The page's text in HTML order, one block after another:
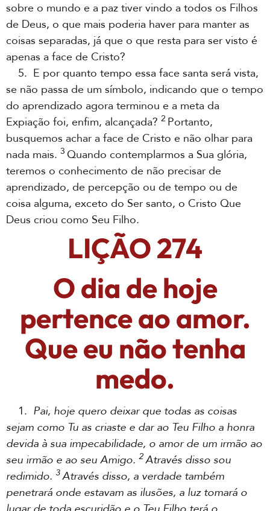
sobre o mundo e a paz tiver vindo a todos os Filhos
de Deus, o que mais poderia haver para manter as
coisas separadas, já que o que resta para ser visto é
apenas a face de Cristo?
5. E por quanto tempo essa face santa será vista,
se não passa de um símbolo, indicando que o tempo
do aprendizado agora terminou e a meta da
Expiação foi, enfim, alcançada? 2 Portanto,
busquemos achar a face de Cristo e não olhar para
nada mais. 3 Quando contemplarmos a Sua glória,
teremos o conhecimento de não precisar de
aprendizado, de percepção ou de tempo ou de
coisa alguma, exceto do Ser santo, o Cristo Que
Deus criou como Seu Filho.
LIÇÃO 274
O dia de hoje
pertence ao amor.
Que eu não tenha
medo.
1. Pai, hoje quero deixar que todas as coisas
sejam como Tu as criaste e dar ao Teu Filho a honra
devida à sua impecabilidade, o amor de um irmão ao
seu irmão e ao seu Amigo. 2Através disso sou
redimido. 3Através disso, a verdade também
penetrará onde estavam as ilusões, a luz tomará o